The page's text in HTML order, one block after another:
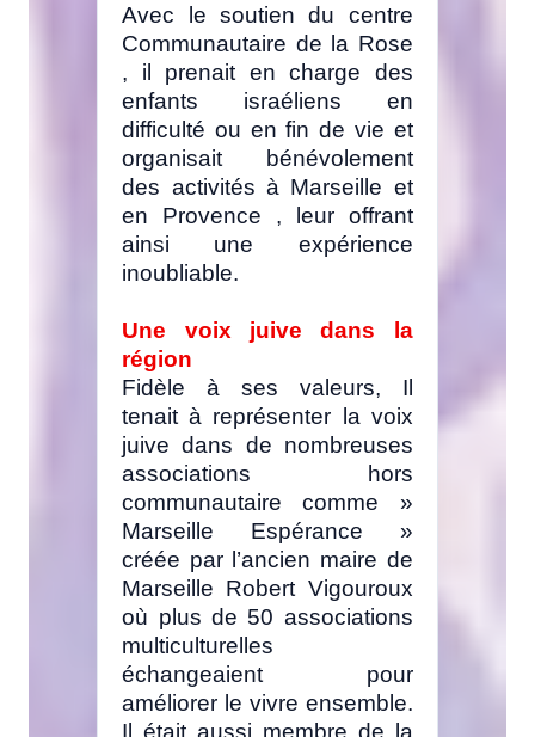
Avec le soutien du centre
Communautaire de la Rose
, il prenait en charge des
enfants israéliens en
difficulté ou en fin de vie et
organisait bénévolement
des activités à Marseille et
en Provence , leur offrant
ainsi une expérience
inoubliable.
Une voix juive dans la
région
Fidèle à ses valeurs, Il
tenait à représenter la voix
juive dans de nombreuses
associations hors
communautaire comme »
Marseille Espérance »
créée par l’ancien maire de
Marseille Robert Vigouroux
où plus de 50 associations
multiculturelles
échangeaient pour
améliorer le vivre ensemble.
Il était aussi membre de la